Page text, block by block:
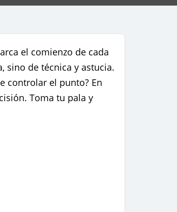
el comienzo de cada
sino de técnica y astucia.
controlar el punto? En
Toma tu pala y